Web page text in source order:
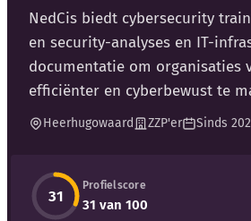
Bedrijfsupdates
Externe bronnen
Auteurs
NedCis biedt cybersecurity
en security-analyses en IT-
documentatie om organisaties
efficiënter en cyberbewust te
Heerhugowaard ZZP'er Sinds
31
Profielscore
31 van 100